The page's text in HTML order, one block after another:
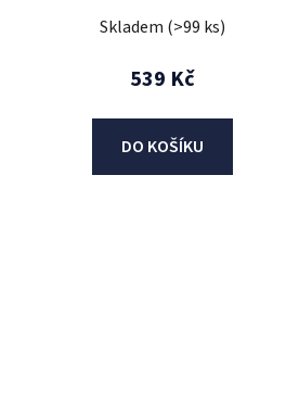
Skladem (>99 ks)
539 Kč
DO KOŠÍKU